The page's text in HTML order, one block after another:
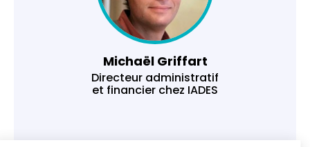
Michaël Griffart
Directeur administratif
et financier chez IADES